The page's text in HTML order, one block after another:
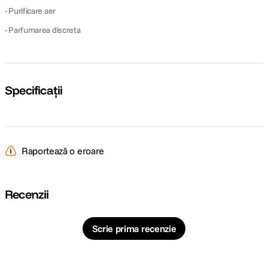
- Purificare aer
- Parfumarea discreta
Specificații
Raportează o eroare
Recenzii
Scrie prima recenzie